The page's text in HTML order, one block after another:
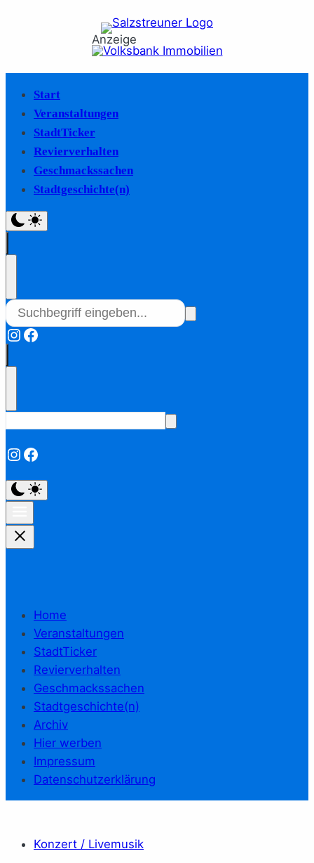
Anzeige
Start
Veranstaltungen
StadtTicker
Revierverhalten
Geschmackssachen
Stadtgeschichte(n)
Instagram
Facebook
Instagram
Facebook
Home
Veranstaltungen
StadtTicker
Revierverhalten
Geschmackssachen
Stadtgeschichte(n)
Archiv
Hier werben
Impressum
Datenschutzerklärung
Konzert / Livemusik